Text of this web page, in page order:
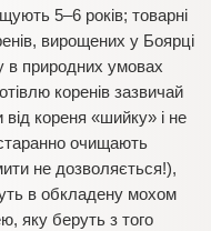
5–6 років; товарні
вирощених у Боярці
в природних умовах
коренів зазвичай
кореня «шийку» і не
очищають
не дозволяється!),
в обкладену мохом
яку беруть з того